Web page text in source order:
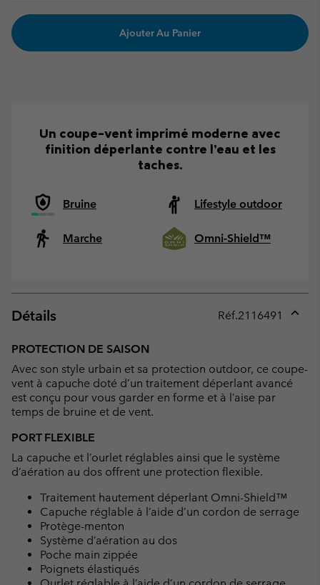
Ajouter Au Panier
Un coupe-vent imprimé moderne avec
finition déperlante contre l’eau et les
taches.
Bruine Lifestyle outdoor
Marche Omni-Shield™
Détails Réf.2116491
PROTECTION DE SAISON
Avec son style urbain et sa protection outdoor, ce coupe-
vent à capuche doté d’un traitement déperlant avancé
est conçu pour vous garder en forme et à l’aise par
temps de bruine et de vent.
PORT FLEXIBLE
La capuche et l’ourlet réglables ainsi que le système
d’aération au dos offrent une protection flexible.
Traitement hautement déperlant Omni-Shield™
Capuche réglable à l’aide d’un cordon de serrage
Protège-menton
Système d’aération au dos
Poche main zippée
Poignets élastiqués